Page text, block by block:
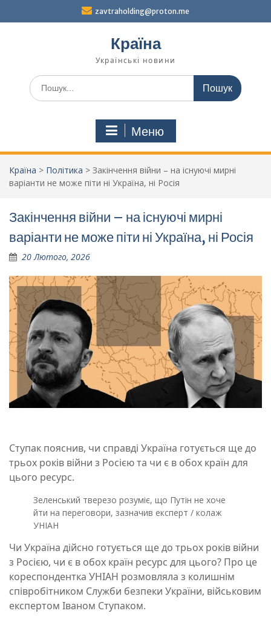
zavtraholding@proton.me
Країна
Українські новини
Шукати:
Меню
Країна > Політика > Закінчення війни – на існуючі мирні
варіанти не може піти ні Україна, ні Росія
Закінчення війни – на існуючі мирні
варіанти не може піти ні Україна, ні Росія
20 Лютого, 2026
Ступак пояснив, чи справді Україна готується ще до
трьох років війни з Росією та чи є в обох країн для
цього ресурс.
Зеленський тверезо розуміє, що Путін не хоче
йти на переговори, зазначив експерт / колаж
УНІАН
Чи Україна дійсно готується ще до трьох років війни
з Росією, чи є в обох країн ресурс для цього? Про це
кореспондентка УНІАН розмовляла з колишнім
співробітником Служби безпеки України, військовим
експертом Іваном Ступаком.